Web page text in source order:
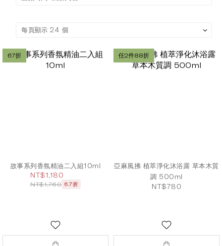
67折
故事系列香氛精油二入組10ml
NT$1,180
NT$1,760 6.7折
任2件88折
亞麻風拂 植萃淨化沐浴露 草本木質
調 500ml
NT$780